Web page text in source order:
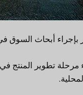
بإجراء أبحاث السوق
مرحلة تطوير المنتج